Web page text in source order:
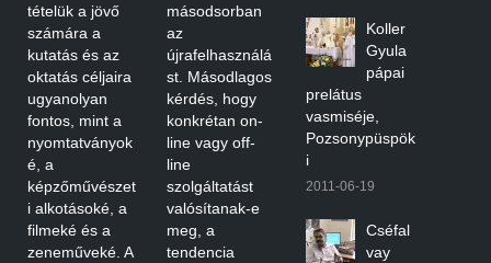
tételük a jövő
számára a
kutatás és az
oktatás céljaira
ugyanolyan
fontos, mint a
nyomtatványok
é, a
képzőművészet
i alkotásoké, a
filmeké és a
zeneműveké. A
másodsorban
az
újrafelhasználá
st. Másodlagos
kérdés, hogy
konkrétan on-
line vagy off-
line
szolgáltatást
valósítanak-e
meg, a
tendencia
Koller
Gyula
pápai
prelátus
vasmiséje,
Pozsonypüspök
i
2011-06-19
Cséfal
vay